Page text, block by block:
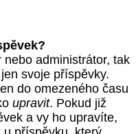
administrátor, tak
svoje příspěvky.
do omezeného času
upravit. Pokud již
a vy ho upravíte,